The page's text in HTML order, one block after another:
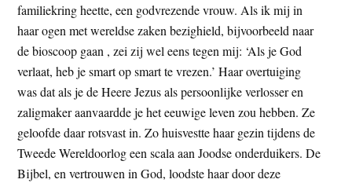
familiekring heette, een godvrezende vrouw. Als ik mij in
haar ogen met wereldse zaken bezighield, bijvoorbeeld naar
de bioscoop gaan , zei zij wel eens tegen mij: ‘Als je God
verlaat, heb je smart op smart te vrezen.’ Haar overtuiging
was dat als je de Heere Jezus als persoonlijke verlosser en
zaligmaker aanvaardde je het eeuwige leven zou hebben. Ze
geloofde daar rotsvast in. Zo huisvestte haar gezin tijdens de
Tweede Wereldoorlog een scala aan Joodse onderduikers. De
Bijbel, en vertrouwen in God, loodste haar door deze